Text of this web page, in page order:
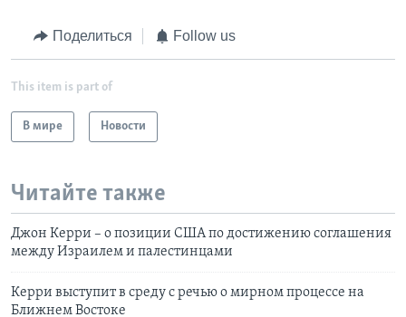
Поделиться Follow us
This item is part of
В мире Новости
Читайте также
Джон Керри – о позиции США по достижению соглашения
между Израилем и палестинцами
Керри выступит в среду с речью о мирном процессе на
Ближнем Востоке